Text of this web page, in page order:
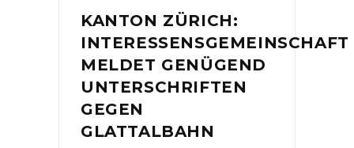
KANTON ZÜRICH:
INTERESSENSGEMEINSCHAFT
MELDET GENÜGEND
UNTERSCHRIFTEN
GEGEN
GLATTALBAHN